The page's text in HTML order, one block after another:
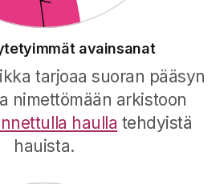
avainsanat
tarjoaa suoran pääsyn
nimettömään arkistoon
haulla tehdyistä
hauista.